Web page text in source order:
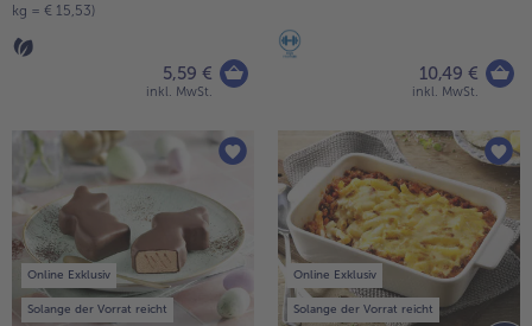
kg = € 15,53)
5,59 €
inkl. MwSt.
10,49 €
inkl. MwSt.
Online Exklusiv
Solange der Vorrat reicht
Online Exklusiv
Solange der Vorrat reicht